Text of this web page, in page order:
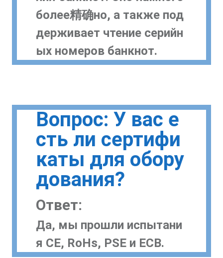
более精确но, а также под
держивает чтение серийн
ых номеров банкнот.
Вопрос: У вас е
сть ли сертифи
каты для обору
дования?
Ответ:
Да, мы прошли испытани
я CE, RoHs, PSE и ECB.